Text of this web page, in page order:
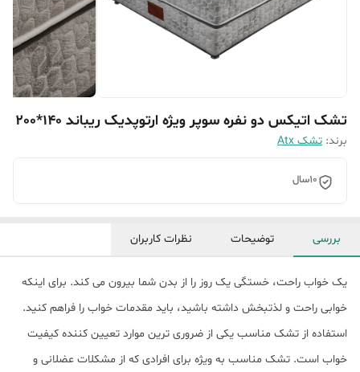
تشک اتیکس دو نفره سوپر ویژه ارتوپدیک ریباند 140*200
برند: تشک Atx
10سال
بررسی توضیحات نظرات کاربران
یک خواب راحت، خستگی یک روز را از بدن شما بیرون می کند. برای اینکه
خوابی راحت و لذتبخش داشته باشید، باید مقدمات خواب را فراهم کنید.
استفاده از تشک مناسب یکی از ضروری ترین موارد تعیین کننده کیفیت
خواب است. تشک مناسب به ویژه برای افرادی که از مشکلات عضلانی و